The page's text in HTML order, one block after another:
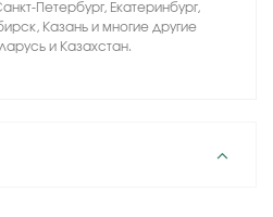
Петербург, Екатеринбург,
Казань и многие другие
и Казахстан.